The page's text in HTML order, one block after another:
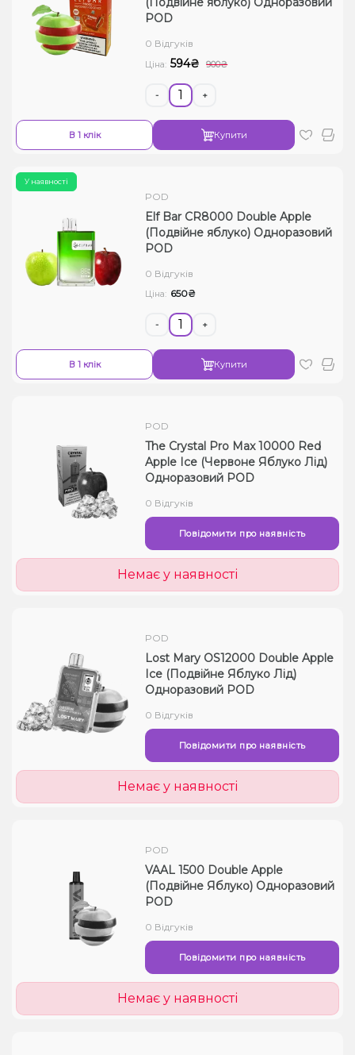
Рідини для електронних сигарет
Подарункові набори
POD
0 Відгуків
Ціна: 594₴ 900₴
- +
В 1 клік Купити
У наявності
POD
Elf Bar CR8000 Double Apple
(Подвійне яблуко) Одноразовий
POD
0 Відгуків
Ціна: 650₴
- +
В 1 клік Купити
POD
The Crystal Pro Max 10000 Red
Apple Ice (Червоне Яблуко Лід)
Одноразовий POD
0 Відгуків
Повідомити про наявність
Немає у наявності
POD
Lost Mary OS12000 Double Apple
Ice (Подвійне Яблуко Лід)
Одноразовий POD
0 Відгуків
Повідомити про наявність
Немає у наявності
POD
VAAL 1500 Double Apple
(Подвійне Яблуко) Одноразовий
POD
0 Відгуків
Повідомити про наявність
Немає у наявності